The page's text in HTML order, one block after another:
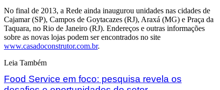
No final de 2013, a Rede ainda inaugurou unidades nas cidades de
Cajamar (SP), Campos de Goytacazes (RJ), Araxá (MG) e Praça da
Taquara, no Rio de Janeiro (RJ). Endereços e outras informações
sobre as novas lojas podem ser encontrados no site
www.casadoconstrutor.com.br.
Leia Também
Food Service em foco: pesquisa revela os